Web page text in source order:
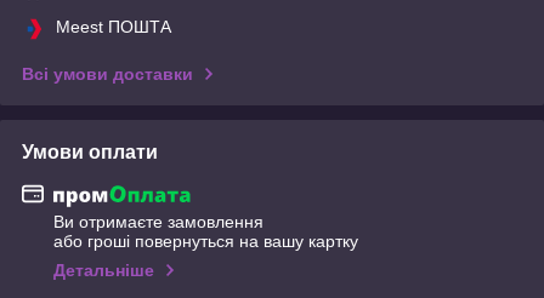
Meest ПОШТА
Всі умови доставки
Умови оплати
Ви отримаєте замовлення
або гроші повернуться на вашу картку
Детальніше